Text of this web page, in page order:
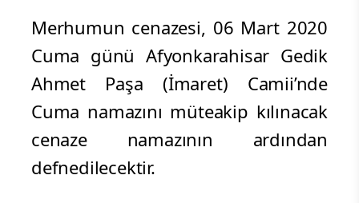
Merhumun cenazesi, 06 Mart 2020
Cuma günü Afyonkarahisar Gedik
Ahmet Paşa (İmaret) Camii’nde
Cuma namazını müteakip kılınacak
cenaze namazının ardından
defnedilecektir.